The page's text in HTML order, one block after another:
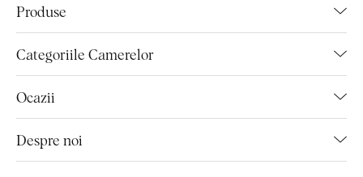
Produse
Categoriile Camerelor
Ocazii
Despre noi